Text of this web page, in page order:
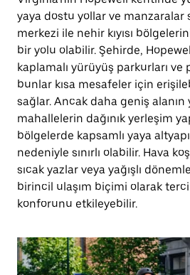
yaya dostu yollar ve
merkezi ile nehir kıyısı
bir yolu olabilir. Şehirde,
kaplamalı yürüyüş parkurları
bunlar kısa mesafeler için
sağlar. Ancak daha geniş
mahallelerin dağınık yerleşim
bölgelerde kapsamlı yaya
nedeniyle sınırlı olabilir. Hava
sıcak yazlar veya yağışlı
birincil ulaşım biçimi olarak
konforunu etkileyebilir.